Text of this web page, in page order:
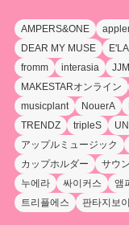
AMPERS&ONE
DEAR MY MUSE
fromm
interasia
MAKESTARオンライン
musicplant
NouerA
TRENDZ
tripleS
アップルミュージック
カップホルダー
サウ
누에라
싸이커스 앰
트리플에스
판타지보